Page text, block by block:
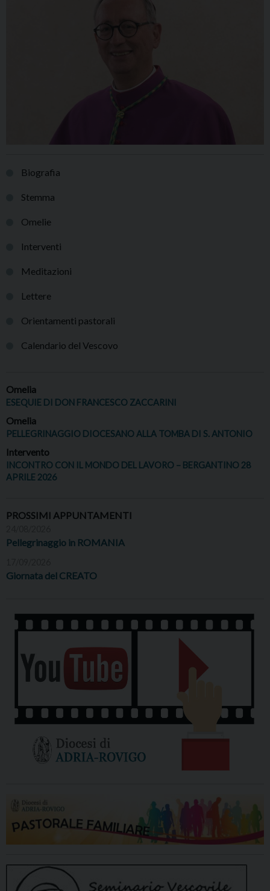
Biografia
Stemma
Omelie
Interventi
Meditazioni
Lettere
Orientamenti pastorali
Calendario del Vescovo
Omelia
ESEQUIE DI DON FRANCESCO ZACCARINI
Omelia
PELLEGRINAGGIO DIOCESANO ALLA TOMBA DI S. ANTONIO
Intervento
INCONTRO CON IL MONDO DEL LAVORO – BERGANTINO 28
APRILE 2026
PROSSIMI APPUNTAMENTI
Pellegrinaggio in ROMANIA
Giornata del CREATO